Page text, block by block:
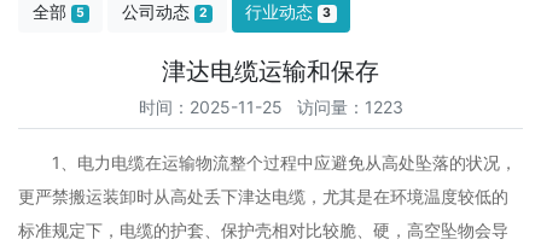
全部 5 公司动态 2 行业动态 3
津达电缆运输和保存
时间：2025-11-25 访问量：1223
1、电力电缆在运输物流整个过程中应避免从高处坠落的状况，
更严禁搬运装卸时从高处丢下津达电缆，尤其是在环境温度较低的
标准规定下，电缆的护套、保护壳相对比较脆、硬，高空坠物会导